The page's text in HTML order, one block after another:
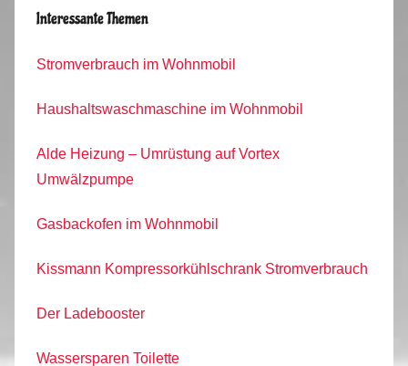
Interessante Themen
Stromverbrauch im Wohnmobil
Haushaltswaschmaschine im Wohnmobil
Alde Heizung – Umrüstung auf Vortex
Umwälzpumpe
Gasbackofen im Wohnmobil
Kissmann Kompressorkühlschrank Stromverbrauch
Der Ladebooster
Wassersparen Toilette